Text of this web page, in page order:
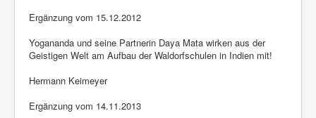
Ergänzung vom 15.12.2012
Yogananda und seine Partnerin Daya Mata wirken aus der
Geistigen Welt am Aufbau der Waldorfschulen in Indien mit!
Hermann Keimeyer
Ergänzung vom 14.11.2013